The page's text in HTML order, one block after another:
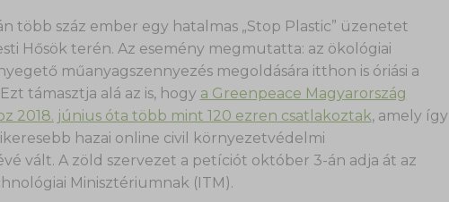
több száz ember egy hatalmas „Stop Plastic” üzenetet
Hősök terén. Az esemény megmutatta: az ökológiai
műanyagszennyezés megoldására itthon is óriási a
támasztja alá az is, hogy a Greenpeace Magyarország
2018. június óta több mint 120 ezren csatlakoztak, amely így
hazai online civil környezetvédelmi
vált. A zöld szervezet a petíciót október 3-án adja át az
Minisztériumnak (ITM).